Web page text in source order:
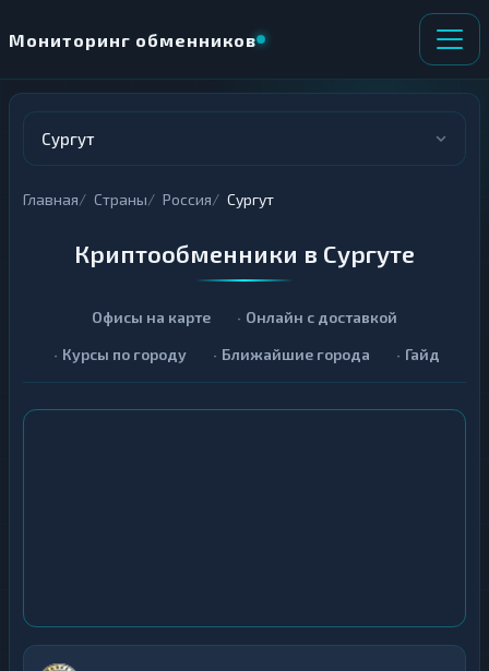
Мониторинг обменников
Сургут
Главная Страны Россия Сургут
Криптообменники в Сургуте
Офисы на карте
Онлайн с доставкой
Курсы по городу
Ближайшие города Гайд